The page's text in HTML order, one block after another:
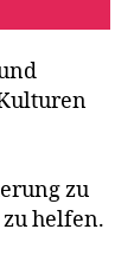
zu
helfen.